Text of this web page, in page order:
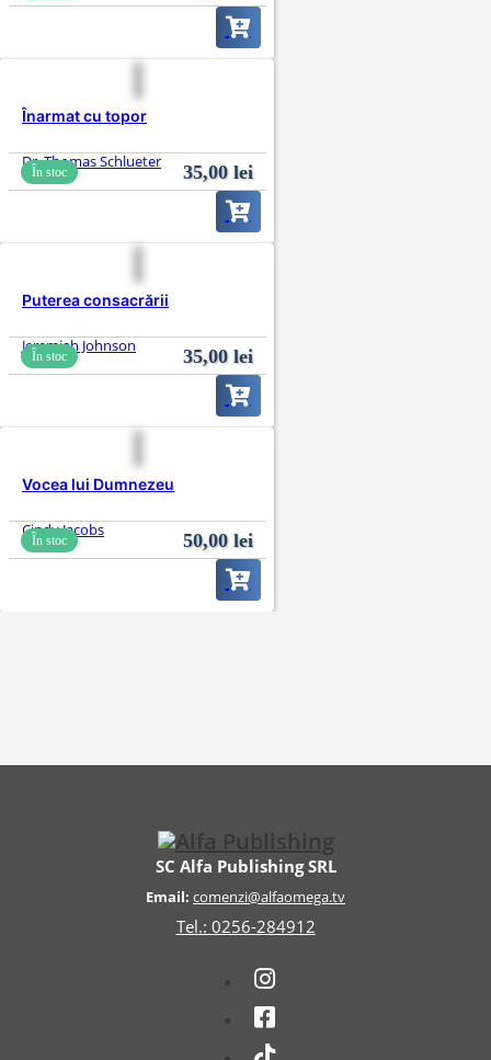
Înarmat cu topor
Dr. Thomas Schlueter
În stoc 35,00 lei
Puterea consacrării
Jeremiah Johnson
În stoc 35,00 lei
Vocea lui Dumnezeu
Cindy Jacobs
În stoc 50,00 lei
SC Alfa Publishing SRL
Email: comenzi@alfaomega.tv
Tel.: 0256-284912